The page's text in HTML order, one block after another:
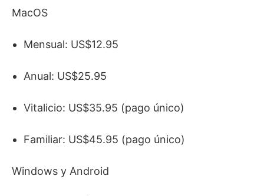
MacOS
Mensual: US$12.95
Anual: US$25.95
Vitalicio: US$35.95 (pago único)
Familiar: US$45.95 (pago único)
Windows y Android